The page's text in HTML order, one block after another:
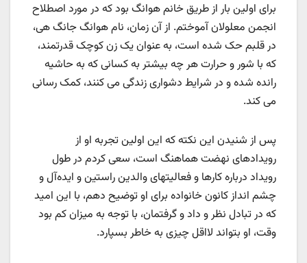
برای اولین بار از طریق خانم هوانگ بود که در مورد اصطلاح
انجمن معلولان آموختم. از آن زمان، نام هوانگ جانگ هی،
در قلبم حک شده است، به عنوان یک زن کوچک قدرتمند،
که با شور و حرارت هر چه بیشتر به کسانی که به حاشیه
رانده شده و در شرایط دشواری زندگی می کنند، کمک رسانی
می کند.
پس از شنیدن این نکته که این اولین تجربه او از
رویدادهای نهضت هماهنگ است، سعی کردم در طول
رویداد درباره کارها و فعالیتهای والدین راستین و ایده‌آل و
چشم انداز کانون خانواده برای او توضیح دهم، با این امید
که در تبادل نظر و داد و گرفتمان، با توجه به میزان کم بود
وقت، او بتواند لااقل چیزی به خاطر بسپارد.